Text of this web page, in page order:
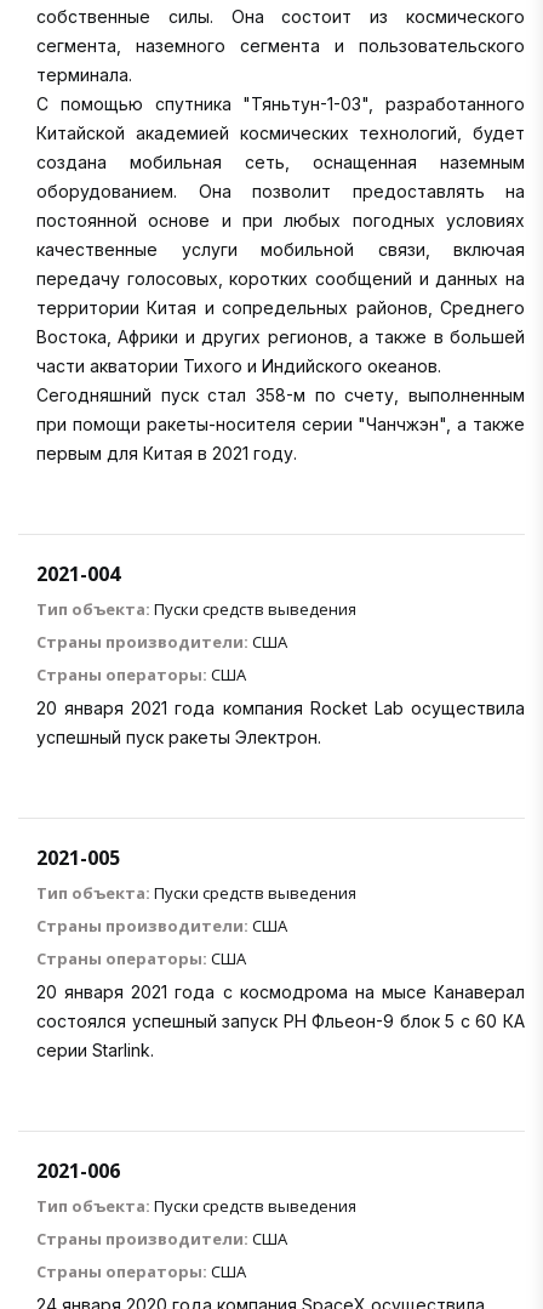
собственные силы. Она состоит из космического
сегмента, наземного сегмента и пользовательского
терминала.
С помощью спутника "Тяньтун-1-03", разработанного
Китайской академией космических технологий, будет
создана мобильная сеть, оснащенная наземным
оборудованием. Она позволит предоставлять на
постоянной основе и при любых погодных условиях
качественные услуги мобильной связи, включая
передачу голосовых, коротких сообщений и данных на
территории Китая и сопредельных районов, Среднего
Востока, Африки и других регионов, а также в большей
части акватории Тихого и Индийского океанов.
Сегодняшний пуск стал 358-м по счету, выполненным
при помощи ракеты-носителя серии "Чанчжэн", а также
первым для Китая в 2021 году.
2021-004
Тип объекта: Пуски средств выведения
Страны производители: США
Страны операторы: США
20 января 2021 года компания Rocket Lab осуществила
успешный пуск ракеты Электрон.
2021-005
Тип объекта: Пуски средств выведения
Страны производители: США
Страны операторы: США
20 января 2021 года c космодрома на мысе Канаверал
состоялся успешный запуск РН Фльеон-9 блок 5 с 60 КА
серии Starlink.
2021-006
Тип объекта: Пуски средств выведения
Страны производители: США
Страны операторы: США
24 января 2020 года компания SpaceX осуществила